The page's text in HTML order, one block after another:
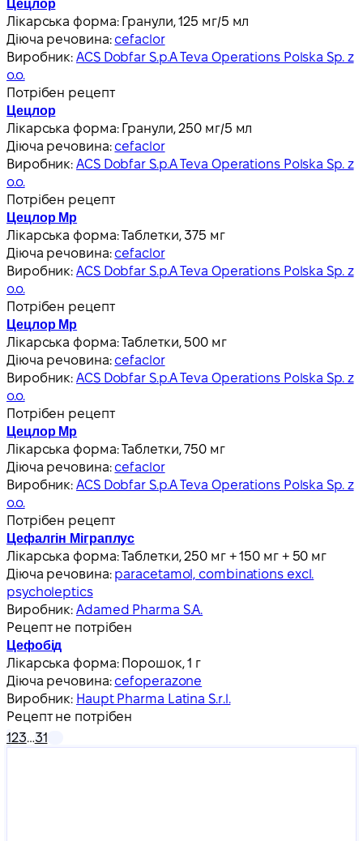
Цецлор
Лікарська форма: Гранули, 125 мг/5 мл
Діюча речовина: cefaclor
Виробник:ACS Dobfar S.p.A Teva Operations Polska Sp. z
o.o.
Потрібен рецепт
Цецлор
Лікарська форма: Гранули, 250 мг/5 мл
Діюча речовина: cefaclor
Виробник:ACS Dobfar S.p.A Teva Operations Polska Sp. z
o.o.
Потрібен рецепт
Цецлор Мр
Лікарська форма:Таблетки, 375 мг
Діюча речовина: cefaclor
Виробник:ACS Dobfar S.p.A Teva Operations Polska Sp. z
o.o.
Потрібен рецепт
Цецлор Мр
Лікарська форма:Таблетки, 500 мг
Діюча речовина: cefaclor
Виробник:ACS Dobfar S.p.A Teva Operations Polska Sp. z
o.o.
Потрібен рецепт
Цецлор Мр
Лікарська форма:Таблетки, 750 мг
Діюча речовина: cefaclor
Виробник:ACS Dobfar S.p.A Teva Operations Polska Sp. z
o.o.
Потрібен рецепт
Цефалгін Міграплус
Лікарська форма:Таблетки, 250 мг + 150 мг + 50 мг
Діюча речовина: paracetamol, combinations excl.
psycholeptics
Виробник:Adamed Pharma S.A.
Рецепт не потрібен
Цефобід
Лікарська форма: Порошок, 1 г
Діюча речовина: cefoperazone
Виробник: Haupt Pharma Latina S.r.l.
Рецепт не потрібен
123…31